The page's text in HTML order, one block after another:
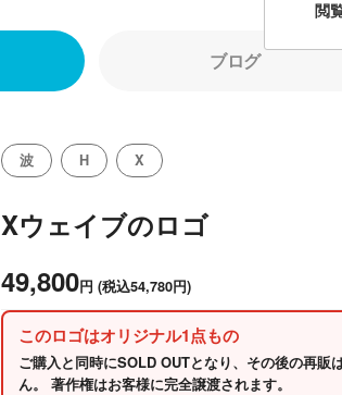
ブログ
波 H X
Xウェイブのロゴ
49,800円 (税込54,780円)
このロゴはオリジナル1点もの
ご購入と同時にSOLD OUTとなり、その後の再販
ん。 著作権はお客様に完全譲渡されます。
閲